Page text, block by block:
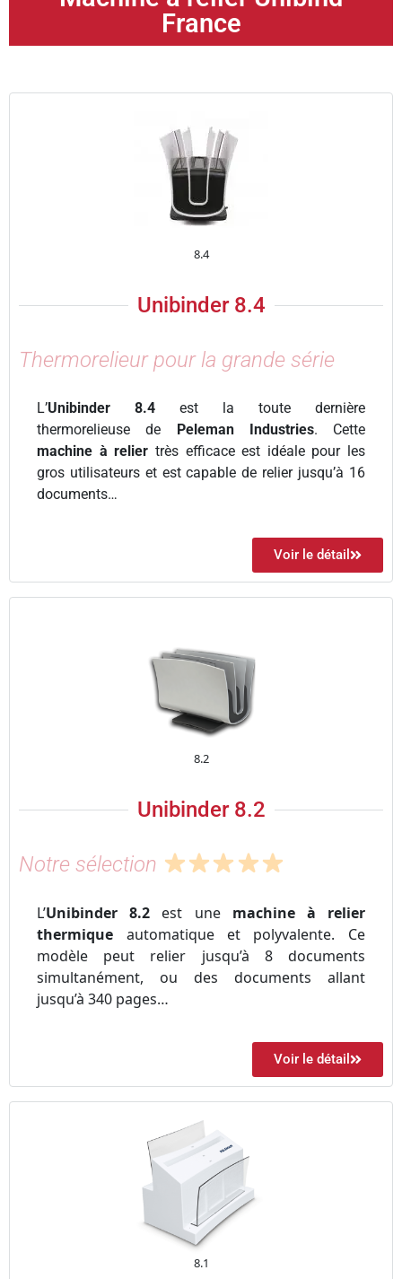
France
8.4
Unibinder 8.4
Thermorelieur pour la grande série
L’Unibinder 8.4 est la toute dernière
thermorelieusede Peleman Industries. Cette
machine à relier très efficace est idéale pour les
gros utilisateurs et est capable de relier jusqu’à 16
documents…
Voir le détail
8.2
Unibinder 8.2
Notre sélection
L’Unibinder 8.2 est une machine à relier
thermique automatique et polyvalente. Ce
modèle peut relier jusqu’à 8 documents
simultanément, ou des documents allant
jusqu’à 340 pages…
Voir le détail
8.1